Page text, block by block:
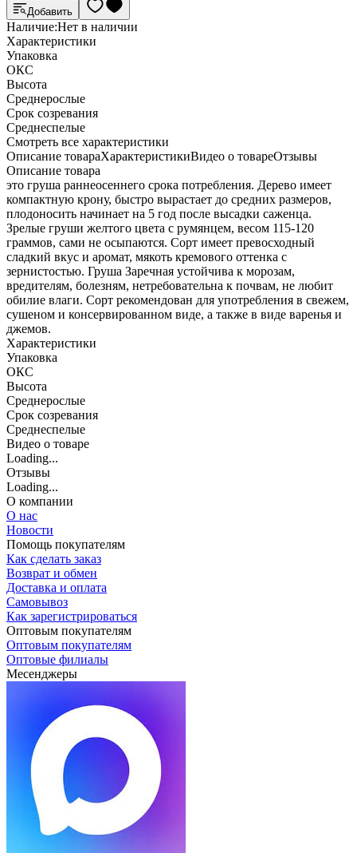
Добавить
Наличие:Нет в наличии
Характеристики
Упаковка
ОКС
Высота
Среднерослые
Срок созревания
Среднеспелые
Cмотреть все характеристики
Описание товараХарактеристикиВидео о товареОтзывы
Описание товара
это груша раннеосеннего срока потребления. Дерево имеет
компактную крону, быстро вырастает до средних размеров,
плодоносить начинает на 5 год после высадки саженца.
Зрелые груши желтого цвета с румянцем, весом 115-120
граммов, сами не осыпаются. Сорт имеет превосходный
сладкий вкус и аромат, мякоть кремового оттенка с
зернистостью. Груша Заречная устойчива к морозам,
вредителям, болезням, нетребовательна к почвам, не любит
обилие влаги. Сорт рекомендован для употребления в свежем,
сушеном и консервированном виде, а также в виде варенья и
джемов.
Характеристики
Упаковка
ОКС
Высота
Среднерослые
Срок созревания
Среднеспелые
Видео о товаре
Loading...
Отзывы
Loading...
О компании
О нас
Новости
Помощь покупателям
Как сделать заказ
Возврат и обмен
Доставка и оплата
Самовывоз
Как зарегистрироваться
Оптовым покупателям
Оптовым покупателям
Оптовые филиалы
Месенджеры